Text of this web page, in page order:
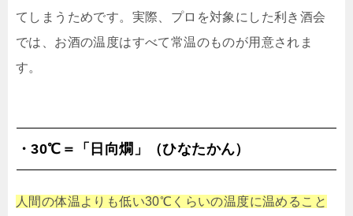
てしまうためです。実際、プロを対象にした利き酒会
では、お酒の温度はすべて常温のものが用意されま
す。
・30℃＝「日向燗」（ひなたかん）
人間の体温よりも低い30℃くらいの温度に温めること